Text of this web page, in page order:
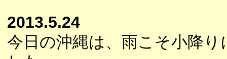
2013.5.24
今日の沖縄は、雨こそ小降